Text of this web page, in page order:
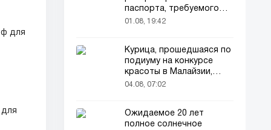
для
паспорта, требуемого
для домашних животных
01.08, 19:42
Курица, прошедшаяся по
подиуму на конкурсе
красоты в Малайзии,
привлекла внимание
04.08, 07:02
Ожидаемое 20 лет
полное солнечное